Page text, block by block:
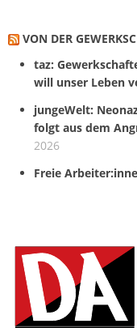
VON DER
taz:
will unser Leben
jungeWelt:
folgt aus dem
2026
Freie